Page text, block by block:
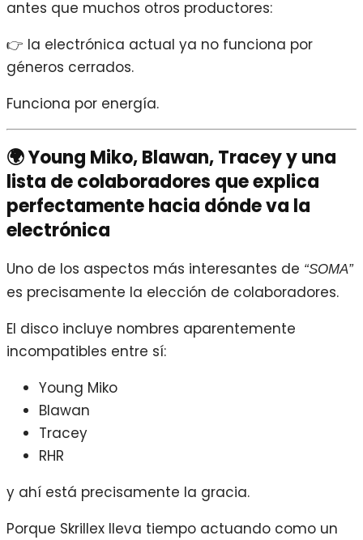
antes que muchos otros productores:
👉 la electrónica actual ya no funciona por
géneros cerrados.
Funciona por energía.
🌍 Young Miko, Blawan, Tracey y una
lista de colaboradores que explica
perfectamente hacia dónde va la
electrónica
Uno de los aspectos más interesantes de “SOMA”
es precisamente la elección de colaboradores.
El disco incluye nombres aparentemente
incompatibles entre sí:
Young Miko
Blawan
Tracey
RHR
y ahí está precisamente la gracia.
Porque Skrillex lleva tiempo actuando como un